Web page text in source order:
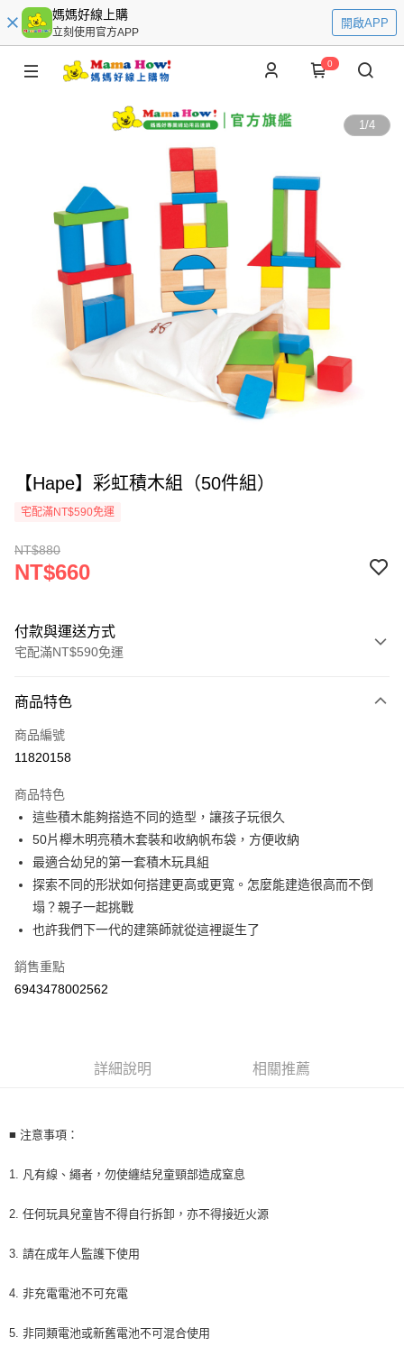
媽媽好線上購
立刻使用官方APP
開啟APP
0
1/4
【Hape】彩虹積木組（50件組）
宅配滿NT$590免運
NT$880
NT$660
付款與運送方式
宅配滿NT$590免運
信用卡一次付款
LINE Pay
街口支付
悠遊付
Google Pay
AFTEE先享後付
相關說明
AFTEE先享後付是「在收到商品之後才付款」的支付方式。 讓您購物簡單
便利好安心！
【「AFTEE先享後付」結帳流程】
３．收到繳費通知簡訊後14天內，點擊此簡訊中的連結，可透過四大超商／
※ 請注意：結帳手續完成當下不需立刻繳費，但若您需要取消訂單，請聯絡
購買商品的店家。未經商家同意取消之訂單仍視為有效，需透過AFTEE先享
※ 交易是否成功請以「AFTEE先享後付 」之結帳頁面顯示為準，若有關於
客戶支援中心」https://netprotections.freshdesk.com/support/home
１．透過由恩沛科技股份有限公司提供之「AFTEE先享後付」服務完成之交
權轉讓予恩沛科技股份有限公司。
ATM付款
每筆NT$100，滿NT$590(含以上)免運費
商品特色
商品編號
11820158
商品特色
這些積木能夠搭造不同的造型，讓孩子玩很久
50片櫸木明亮積木套裝和收納帆布袋，方便收納
最適合幼兒的第一套積木玩具組
探索不同的形狀如何搭建更高或更寬。怎麼能建造很高而不倒
塌？親子一起挑戰
也許我們下一代的建築師就從這裡誕生了
銷售重點
6943478002562
詳細說明 相關推薦
■ 注意事項：
1. 凡有線、繩者，勿使纏結兒童頸部造成窒息
2. 任何玩具兒童皆不得自行拆卸，亦不得接近火源
3. 請在成年人監護下使用
4. 非充電電池不可充電
5. 非同類電池或新舊電池不可混合使用